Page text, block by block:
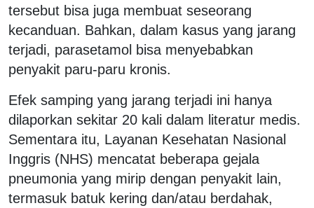
tersebut bisa juga membuat seseorang
kecanduan. Bahkan, dalam kasus yang jarang
terjadi, parasetamol bisa menyebabkan
penyakit paru-paru kronis.
Efek samping yang jarang terjadi ini hanya
dilaporkan sekitar 20 kali dalam literatur medis.
Sementara itu, Layanan Kesehatan Nasional
Inggris (NHS) mencatat beberapa gejala
pneumonia yang mirip dengan penyakit lain,
termasuk batuk kering dan/atau berdahak,